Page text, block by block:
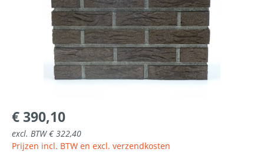
€ 390,10
excl. BTW € 322,40
Prijzen incl. BTW en excl. verzendkosten